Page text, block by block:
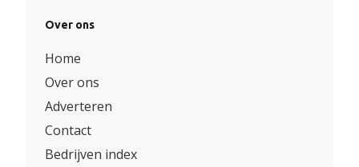
Over ons
Home
Over ons
Adverteren
Contact
Bedrijven index